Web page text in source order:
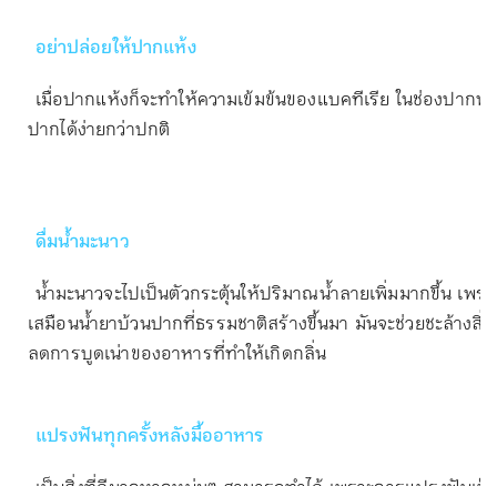
อย่าปล่อยให้ปากแห้ง
เมื่อปากแห้งก็จะทำให้ความเข้มข้นของแบคทีเรีย ในช่องปาก
ปากได้ง่ายกว่าปกติ
ดื่มน้ำมะนาว
น้ำมะนาวจะไปเป็นตัวกระตุ้นให้ปริมาณน้ำลายเพิ่มมากขึ้น เพร
เสมือนน้ำยาบ้วนปากที่ธรรมชาติสร้างขึ้นมา มันจะช่วยชะล้างสิ่
ลดการบูดเน่าของอาหารที่ทำให้เกิดกลิ่น
แปรงฟันทุกครั้งหลังมื้ออาหาร